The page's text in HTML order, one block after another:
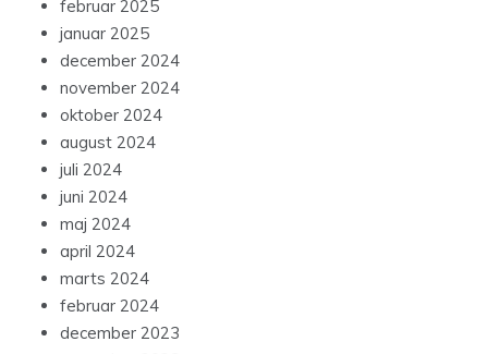
februar 2025
januar 2025
december 2024
november 2024
oktober 2024
august 2024
juli 2024
juni 2024
maj 2024
april 2024
marts 2024
februar 2024
december 2023